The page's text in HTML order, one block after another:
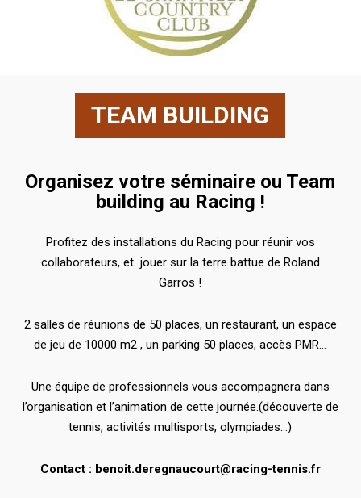
TEAM BUILDING
Organisez votre séminaire ou Team
building au Racing !
Profitez des installations du Racing pour réunir vos
collaborateurs, et jouer sur la terre battue de Roland
Garros !
2 salles de réunions de 50 places, un restaurant, un espace
de jeu de 10000 m2 , un parking 50 places, accès PMR…
Une équipe de professionnels vous accompagnera dans
l’organisation et l’animation de cette journée.(découverte de
tennis, activités multisports, olympiades…)
Contact : benoit.deregnaucourt@racing-tennis.fr